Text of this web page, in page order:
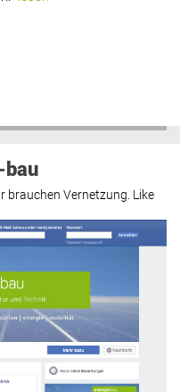
bau
brauchen Vernetzung. Like